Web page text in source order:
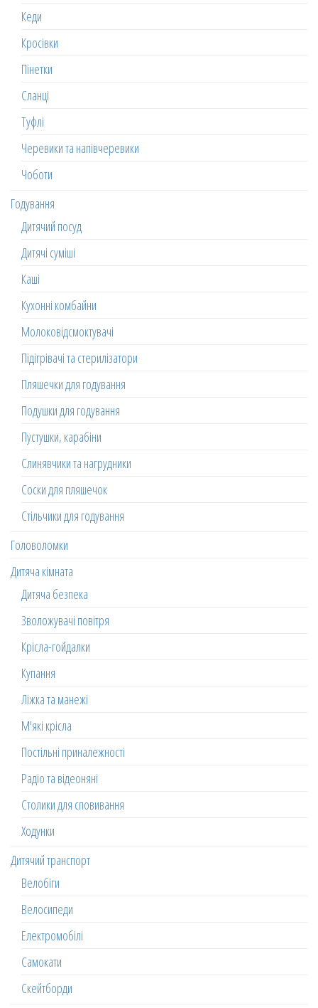
Кеди
Кросівки
Пінетки
Сланці
Туфлі
Черевики та напівчеревики
Чоботи
Годування
Дитячий посуд
Дитячі суміші
Каші
Кухонні комбайни
Молоковідсмоктувачі
Підігрівачі та стерилізатори
Пляшечки для годування
Подушки для годування
Пустушки, карабіни
Слинявчики та нагрудники
Соски для пляшечок
Стільчики для годування
Головоломки
Дитяча кімната
Дитяча безпека
Зволожувачі повітря
Крісла-гойдалки
Купання
Ліжка та манежі
М'які крісла
Постільні приналежності
Радіо та відеоняні
Столики для сповивання
Ходунки
Дитячий транспорт
Велобіги
Велосипеди
Електромобілі
Самокати
Скейтборди